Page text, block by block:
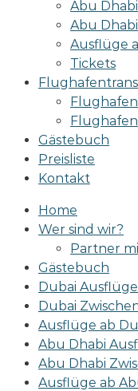
Abu
Abu
Ausflüge
Tickets
Gästebuch
Preisliste
Kontakt
Home
Wer sind wir?
Partner
Gästebuch
Dubai Ausflüge
Dubai
Ausflüge ab
Abu Dhabi
Abu Dhabi
Ausflüge ab